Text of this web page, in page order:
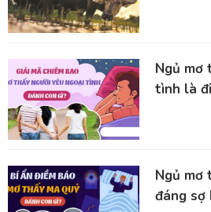
Ngủ mơ
tình là
Ngủ mơ
đáng sợ